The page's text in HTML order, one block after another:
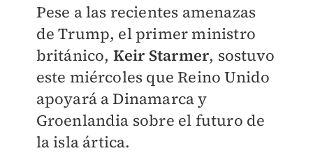
Pese a las recientes amenazas
de Trump, el primer ministro
británico, Keir Starmer, sostuvo
este miércoles que Reino Unido
apoyará a Dinamarca y
Groenlandia sobre el futuro de
la isla ártica.